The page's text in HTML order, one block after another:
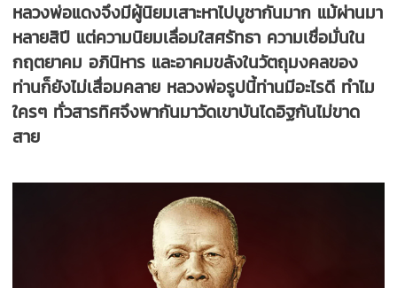
หลวงพ่อแดงจึงมีผู้นิยมเสาะหาไปบูชากันมาก แม้ผ่านมา
หลายสิปี แต่ความนิยมเลื่อมใสศรัทธา ความเชื่อมั่นใน
กฤตยาคม อภินิหาร และอาคมขลังในวัตถุมงคลของ
ท่านก็ยังไม่เสื่อมคลาย หลวงพ่อรูปนี้ท่านมีอะไรดี ทำไม
ใครๆ ทั่วสารทิศจึงพากันมาวัดเขาบันไดอิฐกันไม่ขาด
สาย